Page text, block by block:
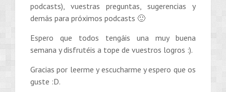
podcasts), vuestras preguntas, sugerencias y
demás para próximos podcasts 🙂
Espero que todos tengáis una muy buena
semana y disfrutéis a tope de vuestros logros :).
Gracias por leerme y escucharme y espero que os
guste :D.